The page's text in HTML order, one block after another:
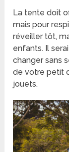
La tente doit
mais pour
réveiller tôt,
enfants. Il
changer sans
de votre petit
jouets.